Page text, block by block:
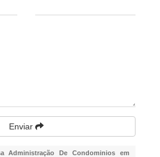
Enviar
Administração De Condominios em